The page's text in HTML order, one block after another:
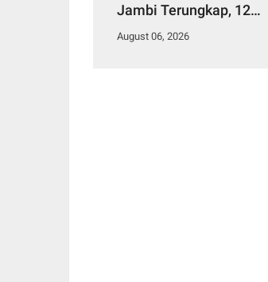
Jambi Terungkap, 12
Orang jadi Korban, 2
August 06, 2026